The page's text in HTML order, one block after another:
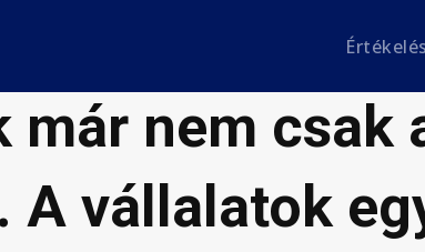
Értékelés
nem csak
A vállalatok